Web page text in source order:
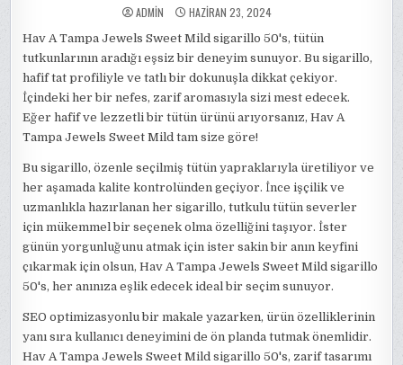
ADMIN HAZIRAN 23, 2024
Hav A Tampa Jewels Sweet Mild sigarillo 50's, tütün
tutkunlarının aradığı eşsiz bir deneyim sunuyor. Bu sigarillo,
hafif tat profiliyle ve tatlı bir dokunuşla dikkat çekiyor.
İçindeki her bir nefes, zarif aromasıyla sizi mest edecek.
Eğer hafif ve lezzetli bir tütün ürünü arıyorsanız, Hav A
Tampa Jewels Sweet Mild tam size göre!
Bu sigarillo, özenle seçilmiş tütün yapraklarıyla üretiliyor ve
her aşamada kalite kontrolünden geçiyor. İnce işçilik ve
uzmanlıkla hazırlanan her sigarillo, tutkulu tütün severler
için mükemmel bir seçenek olma özelliğini taşıyor. İster
günün yorgunluğunu atmak için ister sakin bir anın keyfini
çıkarmak için olsun, Hav A Tampa Jewels Sweet Mild sigarillo
50's, her anınıza eşlik edecek ideal bir seçim sunuyor.
SEO optimizasyonlu bir makale yazarken, ürün özelliklerinin
yanı sıra kullanıcı deneyimini de ön planda tutmak önemlidir.
Hav A Tampa Jewels Sweet Mild sigarillo 50's, zarif tasarımı